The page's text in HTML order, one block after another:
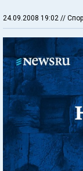
24.09.2008 19:02 //